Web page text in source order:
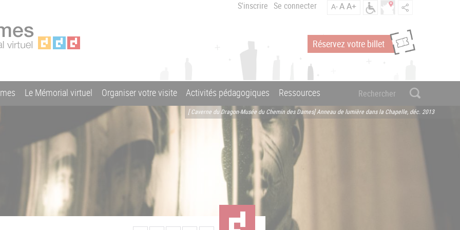
S'inscrire Se connecter A-AA+
Réservez votre billet
Le Mémorial virtuel Organiser votre visite Activités pédagogiques Ressources
[ Caverne du Dragon-Musée du Chemin des Dames] Anneau de lumière dans la Chapelle, déc. 2013